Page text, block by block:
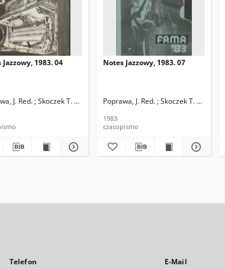
T. Red.
Jazzowy, 1983. 04
J. Red. ; Skoczek T. Red.
Notes Jazzowy, 1983. 07
Poprawa, J. Red. ; Skoczek T. Red.
1983
czasopismo
Telefon E-Mail